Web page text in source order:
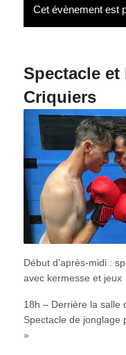
Cet évènement est
Spectacle et
Criquiers
Début d’après-midi :
avec kermesse et jeux
18h – Derrière la salle
Spectacle de jonglage
»